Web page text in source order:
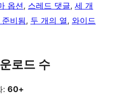
옵션, 스레드 댓글, 세 개
비됨, 두 개의 열, 와이드
로드 수
: 60+